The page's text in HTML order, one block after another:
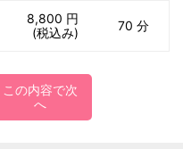
8,800 円
(税込み)
70 分
この内容で次
へ